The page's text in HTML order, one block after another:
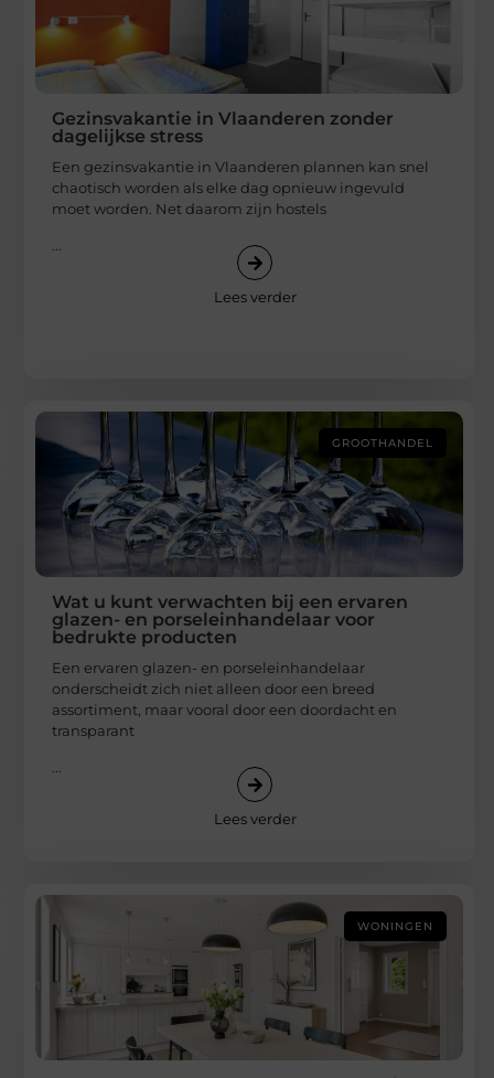
Gezinsvakantie in Vlaanderen zonder
dagelijkse stress
Een gezinsvakantie in Vlaanderen plannen kan snel
chaotisch worden als elke dag opnieuw ingevuld
moet worden. Net daarom zijn hostels
Lees verder
GROOTHANDEL
Wat u kunt verwachten bij een ervaren
glazen- en porseleinhandelaar voor
bedrukte producten
Een ervaren glazen- en porseleinhandelaar
onderscheidt zich niet alleen door een breed
assortiment, maar vooral door een doordacht en
transparant
...
Lees verder
WONINGEN